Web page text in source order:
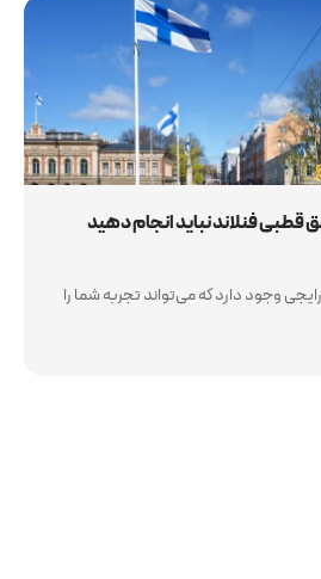
وجود دارد که می‌تواند تجربه شما را